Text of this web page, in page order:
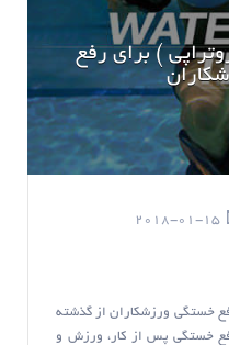
) برای رفع
2018-01-15
خستگی ورزشکاران از گذشته
خستگی پس از کار، ورزش و